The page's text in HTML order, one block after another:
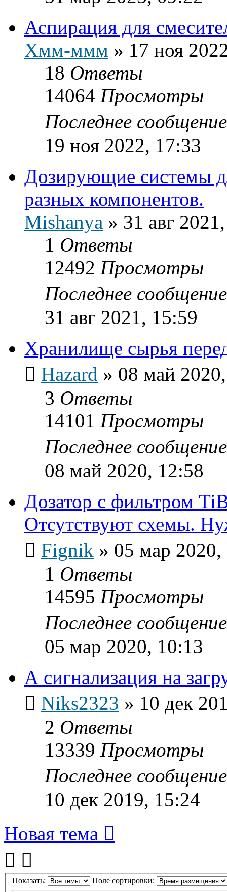
Аспирация для
Хмм-ммм » 17 ноя
18 Ответы
14064 Просмотры
Последнее
19 ноя 2022, 17:33
Дозирующие системы
разных компонентов.
Mishanya » 31 авг
1 Ответы
12492 Просмотры
Последнее
31 авг 2021, 15:59
Хранилище сырья
Hazard » 08 май
3 Ответы
14101 Просмотры
Последнее
08 май 2020, 12:58
Дозатор с фильтром
Отсутствуют схемы.
Fignik » 05 мар 2020,
1 Ответы
14595 Просмотры
Последнее
05 мар 2020, 10:13
А сигнализация на
Niks2323 » 10 дек
2 Ответы
13339 Просмотры
Последнее
10 дек 2019, 15:24
Новая тема
Показать: Поле сортировки: